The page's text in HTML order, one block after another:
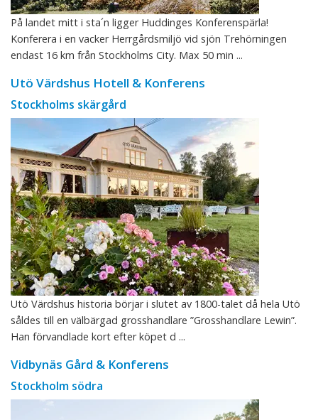
På landet mitt i sta´n ligger Huddinges Konferenspärla!
Konferera i en vacker Herrgårdsmiljö vid sjön Trehörningen
endast 16 km från Stockholms City. Max 50 min ...
Utö Värdshus Hotell & Konferens
Stockholms skärgård
Utö Värdshus historia börjar i slutet av 1800-talet då hela Utö
såldes till en välbärgad grosshandlare ”Grosshandlare Lewin”.
Han förvandlade kort efter köpet d ...
Vidbynäs Gård & Konferens
Stockholm södra